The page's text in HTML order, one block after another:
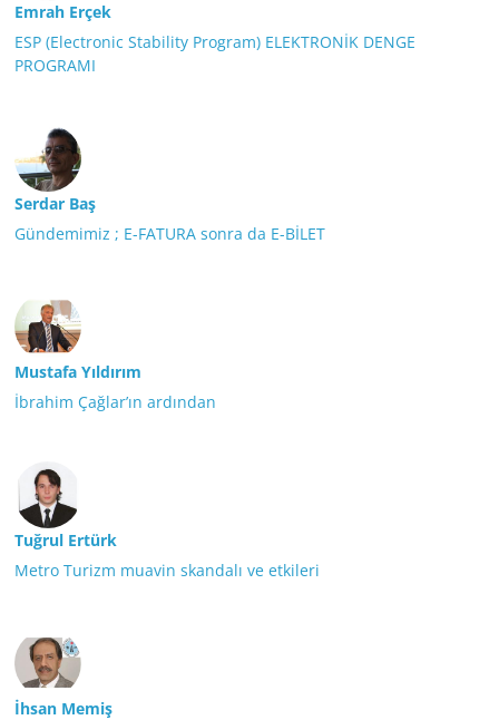
Emrah Erçek
ESP (Electronic Stability Program) ELEKTRONİK DENGE
PROGRAMI
Serdar Baş
Gündemimiz ; E-FATURA sonra da E-BİLET
Mustafa Yıldırım
İbrahim Çağlar’ın ardından
Tuğrul Ertürk
Metro Turizm muavin skandalı ve etkileri
İhsan Memiş